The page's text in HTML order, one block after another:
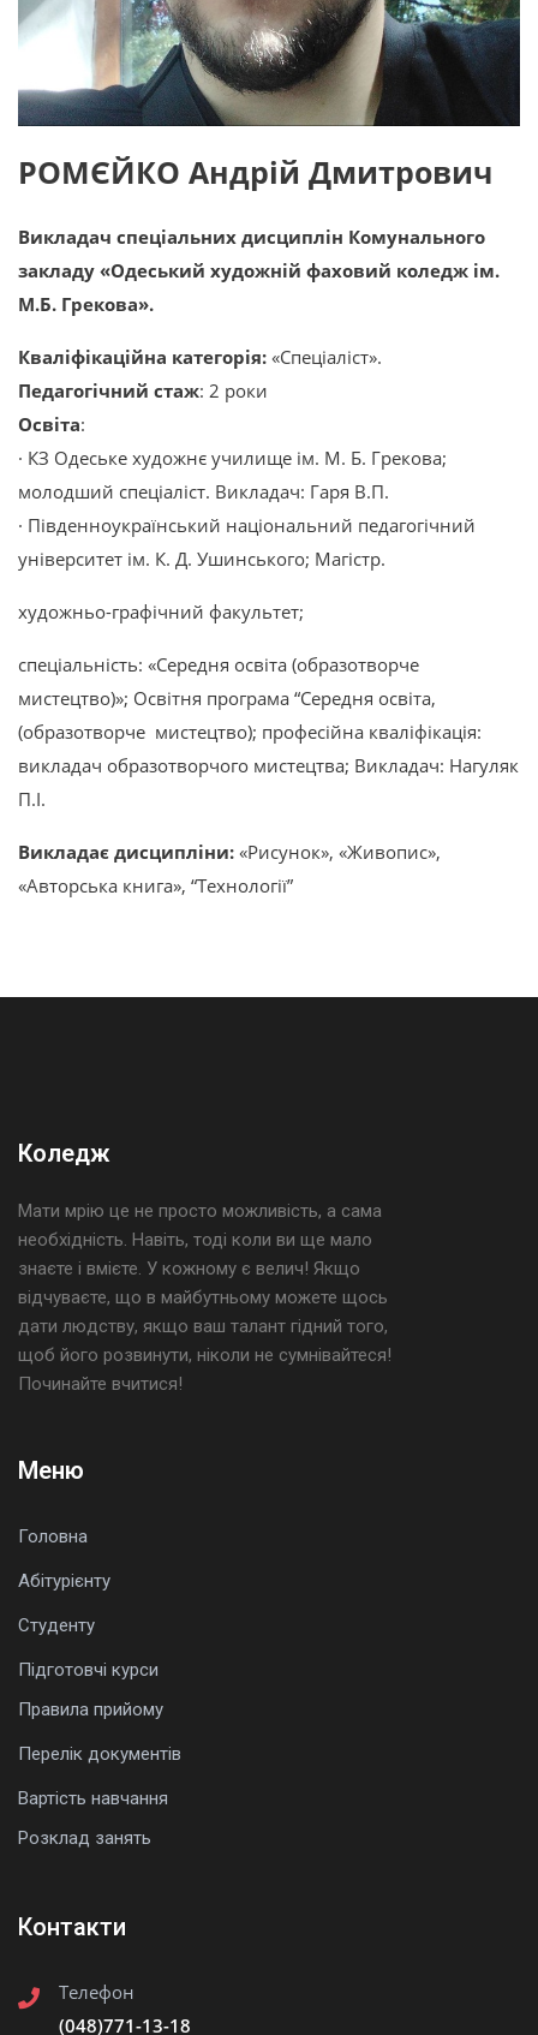
РОМЄЙКО Андрій Дмитрович
Викладач спеціальних дисциплін Комунального
закладу «Одеський художній фаховий коледж ім.
М.Б. Грекова».
Кваліфікаційна категорія: «Cпеціаліст».
Педагогічний стаж: 2 роки
Освіта:
· КЗ Одеське художнє училище ім. М. Б. Грекова;
молодший спеціаліст. Викладач: Гаря В.П.
· Південноукраїнський національний педагогічний
університет ім. К. Д. Ушинського; Магістр.
художньо-графічний факультет;
спеціальність: «Середня освіта (образотворче
мистецтво)»; Освітня програма “Середня освіта,
(образотворче мистецтво); професійна кваліфікація:
викладач образотворчого мистецтва; Викладач: Нагуляк
П.І.
Викладає дисципліни: «Рисунок», «Живопис»,
«Авторська книга», “Технології”
Коледж
Мати мрію це не просто можливість, а сама
необхідність. Навіть, тоді коли ви ще мало
знаєте і вмієте. У кожному є велич! Якщо
відчуваєте, що в майбутньому можете щось
дати людству, якщо ваш талант гідний того,
щоб його розвинути, ніколи не сумнівайтеся!
Починайте вчитися!
Меню
Головна
Абітурієнту
Студенту
Підготовчі курси
Правила прийому
Перелік документів
Вартість навчання
Розклад занять
Контакти
Телефон
(048)771-13-18